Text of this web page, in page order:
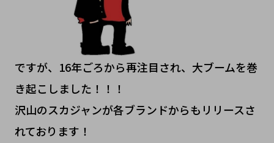
ですが、16年ごろから再注目され、大ブームを巻
き起こしました！！！
沢山のスカジャンが各ブランドからもリリースさ
れております！